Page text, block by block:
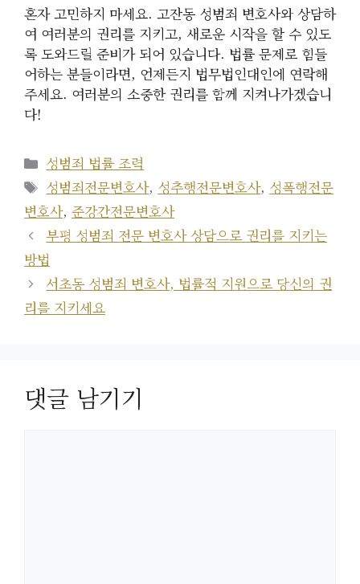
혼자 고민하지 마세요. 고잔동 성범죄 변호사와 상담하
여 여러분의 권리를 지키고, 새로운 시작을 할 수 있도
록 도와드릴 준비가 되어 있습니다. 법률 문제로 힘들
어하는 분들이라면, 언제든지 법무법인대인에 연락해
주세요. 여러분의 소중한 권리를 함께 지켜나가겠습니
다!
카
테
고
리
성범죄 법률 조력
태
그
성범죄전문변호사, 성추행전문변호사, 성폭행전문
변호사, 준강간전문변호사
부평 성범죄 전문 변호사 상담으로 권리를 지키는
방법
서초동 성범죄 변호사, 법률적 지원으로 당신의 권
리를 지키세요
댓글 남기기